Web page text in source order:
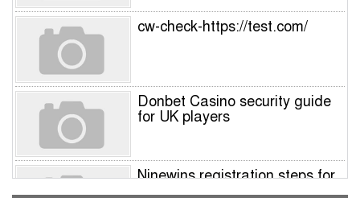
cw-check-https://test.com/
Donbet Casino security guide
for UK players
Ninewins registration steps for
UK players – Quick sign‑up